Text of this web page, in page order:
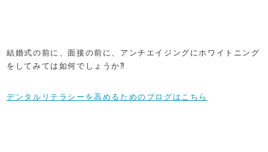
結婚式の前に、面接の前に、アンチエイジングにホワイトニング
をしてみては如何でしょうか⁈
デンタルリテラシーを高めるためのブログはこちら